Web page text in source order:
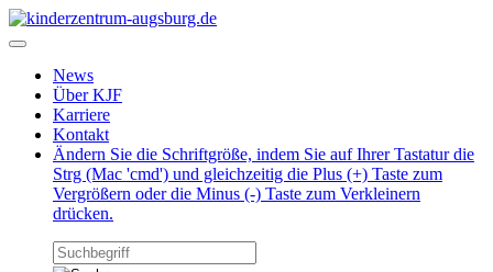
News
Über KJF
Karriere
Kontakt
Ändern Sie die Schriftgröße, indem Sie auf Ihrer Tastatur die
Strg (Mac 'cmd') und gleichzeitig die Plus (+) Taste zum
Vergrößern oder die Minus (-) Taste zum Verkleinern
drücken.